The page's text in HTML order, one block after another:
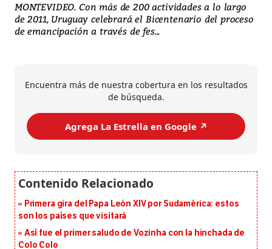
MONTEVIDEO. Con más de 200 actividades a lo largo
de 2011, Uruguay celebrará el Bicentenario del proceso
de emancipación a través de fes...
Encuentra más de nuestra cobertura en los resultados
de búsqueda.
Agrega La Estrella en Google ↗️
Primera gira del Papa León XIV por Sudamérica: estos
son los países que visitará
Así fue el primer saludo de Vozinha con la hinchada de
Colo Colo